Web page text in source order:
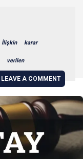
İlişkin karar
verilen
LEAVE A COMMENT